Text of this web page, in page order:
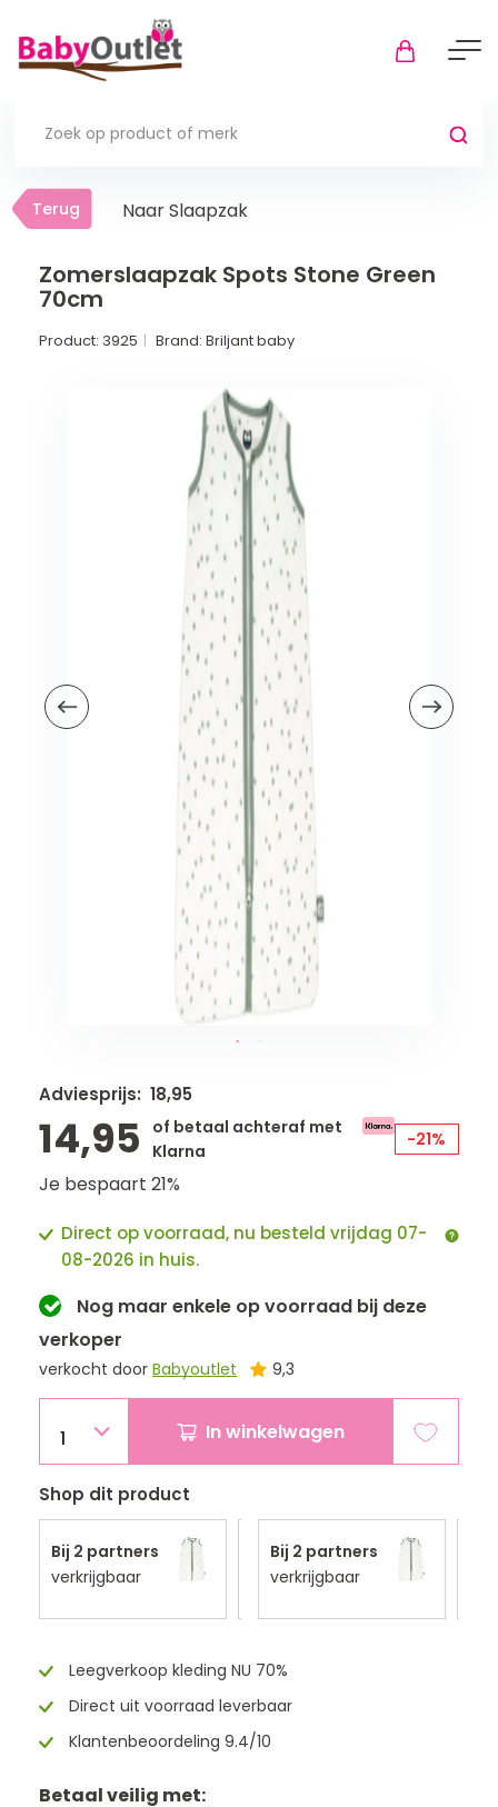
Terug
Thuis
Boxmatrassen en hoeslakens
Veiligheid in en om huis
Veiligheid buiten de deur
Kinderstoelen
Schommelstoelen en wipstoeltjes
Terug Naar Slaapzak
Zomerslaapzak Spots Stone Green
70cm
Product: 3925 Brand: Briljant baby
Adviesprijs: 18,95
14,95
of betaal achteraf met
Klarna
-21%
Je bespaart 21%
Direct op voorraad, nu besteld vrijdag 07-
08-2026 in huis.
Nog maar enkele op voorraad bij deze
verkoper
verkocht door Babyoutlet 9,3
1 In winkelwagen
Shop dit product
Snelste thuis
Voor 14:00u
morgen in
Bij 2 partners
verkrijgbaar
Snelste thuis
Voor 14:00u
morgen in
Bij 2 partners
verkrijgbaar
Leegverkoop kleding NU 70%
Direct uit voorraad leverbaar
Klantenbeoordeling 9.4/10
Betaal veilig met: